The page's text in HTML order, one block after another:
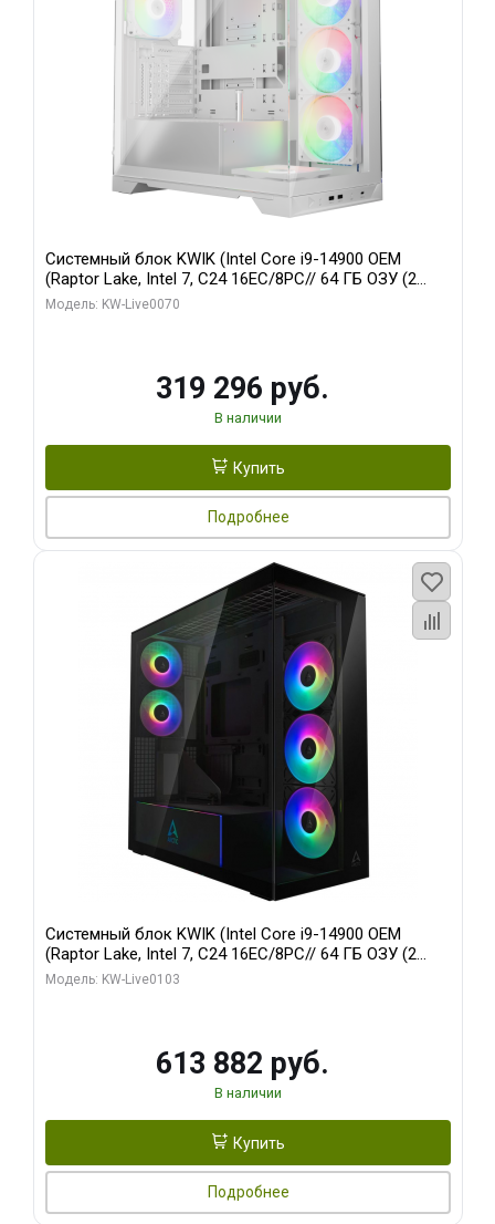
Системный блок KWIK (Intel Core i9-14900 OEM
(Raptor Lake, Intel 7, C24 16EC/8PC// 64 ГБ ОЗУ (2
модуля)/ Gigabyte RTX5080 XTREME WATERFORCE
Модель: KW-Live0070
319 296 руб.
В наличии
Купить
Подробнее
Системный блок KWIK (Intel Core i9-14900 OEM
(Raptor Lake, Intel 7, C24 16EC/8PC// 64 ГБ ОЗУ (2
модуля)/ Afox RTX4090 24GB GDDR6X 384-Bit 3xDP
Модель: KW-Live0103
613 882 руб.
В наличии
Купить
Подробнее